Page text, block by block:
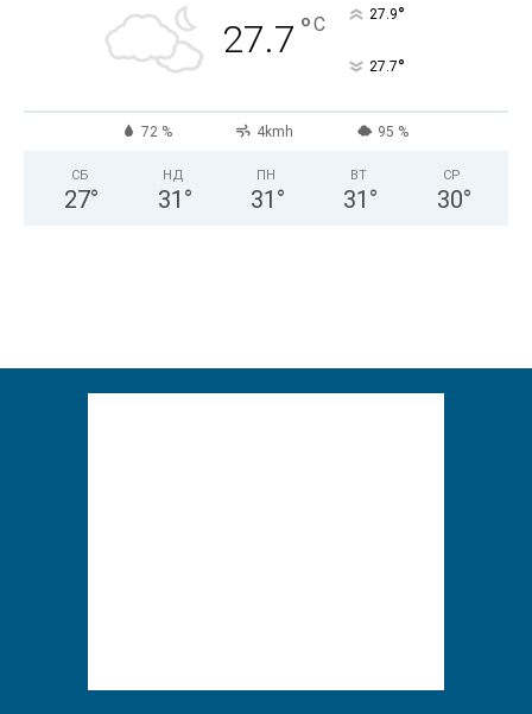
27.7 °C 27.9°
27.7°
72 % 4kmh 95 %
СБ
27°
НД
31 °
ПН
31 °
ВТ
31 °
СР
30°